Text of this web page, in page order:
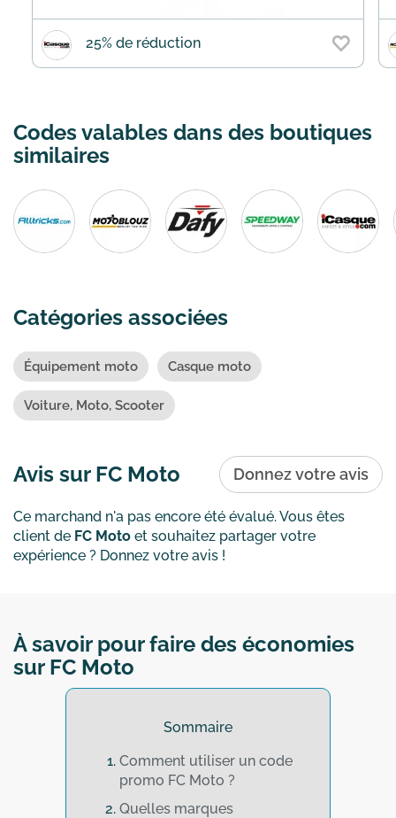
25% de réduction
Codes valables dans des boutiques
similaires
Catégories associées
Équipement moto Casque moto
Voiture, Moto, Scooter
Avis sur FC Moto Donnez votre avis
Ce marchand n'a pas encore été évalué. Vous êtes
client de FC Moto et souhaitez partager votre
expérience ? Donnez votre avis !
À savoir pour faire des économies
sur FC Moto
Sommaire
Comment utiliser un code
promo FC Moto ?
Quelles marques